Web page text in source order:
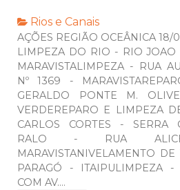
Rios e Canais
AÇÕES REGIÃO OCEÂNICA 18/
LIMPEZA DO RIO - RIO JOAO
MARAVISTALIMPEZA - RUA
Nº 1369 -
GERALDO PONTE M.
VERDEREPARO E LIMPEZA
CARLOS CORTES - SERRA
RALO - RUA
MARAVISTANIVELAMENTO
PARAGÓ - ITAIPULIMPEZA
COM AV....